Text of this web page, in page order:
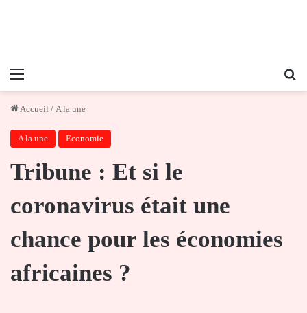
Menu
Accueil / A la une
A la une Economie
Tribune : Et si le
coronavirus était une
chance pour les économies
africaines ?